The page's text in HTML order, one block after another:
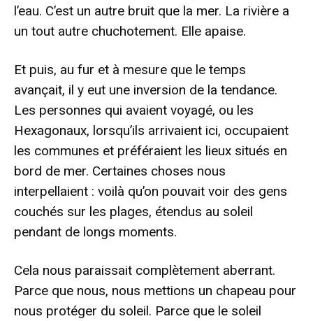
l’eau. C’est un autre bruit que la mer. La rivière a
un tout autre chuchotement. Elle apaise.
Et puis, au fur et à mesure que le temps
avançait, il y eut une inversion de la tendance.
Les personnes qui avaient voyagé, ou les
Hexagonaux, lorsqu’ils arrivaient ici, occupaient
les communes et préféraient les lieux situés en
bord de mer. Certaines choses nous
interpellaient : voilà qu’on pouvait voir des gens
couchés sur les plages, étendus au soleil
pendant de longs moments.
Cela nous paraissait complètement aberrant.
Parce que nous, nous mettions un chapeau pour
nous protéger du soleil. Parce que le soleil